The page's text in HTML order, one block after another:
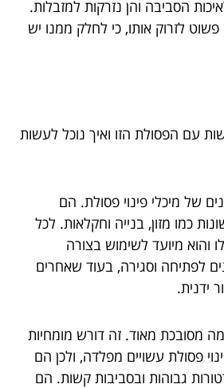
הסביבה והן נזרקות למזבלות.
לזרוק אותו, כי לחלק ממנו יש
עם הפסולת הזו ואיך נוכל לעשות
של מיכלי פינוי פסולת. הם
כמו מזון, בנייה וחקלאות. לכל
והוא מיועד לשימוש בצורה
לפתיחה וסגירה, בעוד שאחרים
ידנית.
מסובכת מאוד. זה דורש מומחיות
פסולת עשויים מפלדה, ולכן הם
גבוהות ובסביבות קשות. הם